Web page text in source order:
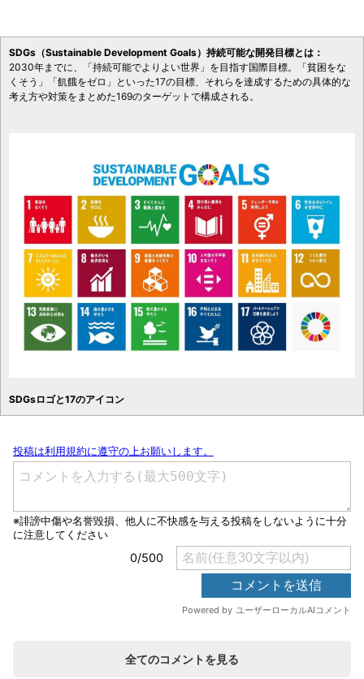
SDGs（Sustainable Development Goals）持続可能な開発目標とは：
2030年までに、「持続可能でよりよい世界」を目指す国際目標。「貧困をな
くそう」「飢餓をゼロ」といった17の目標、それらを達成するための具体的な
考え方や対策をまとめた169のターゲットで構成される。
SDGsロゴと17のアイコン
全てのコメントを見る